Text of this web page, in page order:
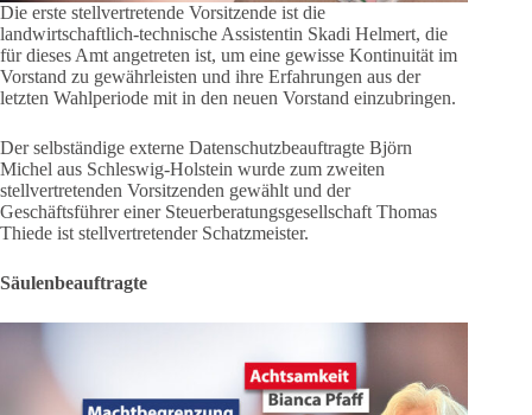
Die erste stellvertretende Vorsitzende ist die
landwirtschaftlich-technische Assistentin Skadi Helmert, die
für dieses Amt angetreten ist, um eine gewisse Kontinuität im
Vorstand zu gewährleisten und ihre Erfahrungen aus der
letzten Wahlperiode mit in den neuen Vorstand einzubringen.
Der selbständige externe Datenschutzbeauftragte Björn
Michel aus Schleswig-Holstein wurde zum zweiten
stellvertretenden Vorsitzenden gewählt und der
Geschäftsführer einer Steuerberatungsgesellschaft Thomas
Thiede ist stellvertretender Schatzmeister.
Säulenbeauftragte